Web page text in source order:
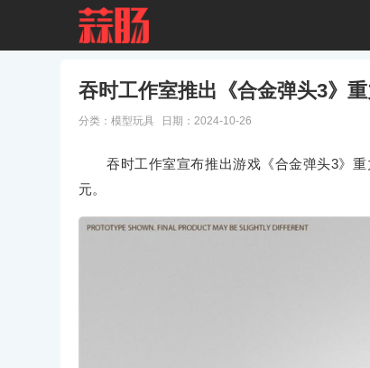
吞时工作室推出《合金弹头3》
分类： 模型玩具 日期：2024-10-26
吞时工作室宣布推出游戏《合金弹头3》重
元。